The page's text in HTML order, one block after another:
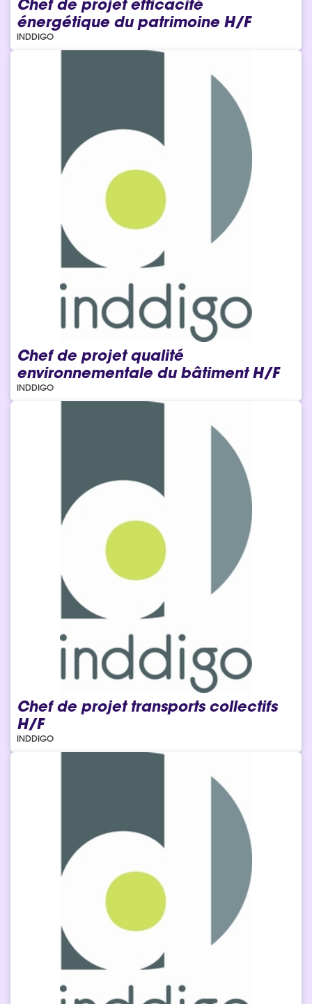
Chef de projet efficacité
énergétique du patrimoine H/F
INDDIGO
Chef de projet qualité
environnementale du bâtiment H/F
INDDIGO
Chef de projet transports collectifs
H/F
INDDIGO